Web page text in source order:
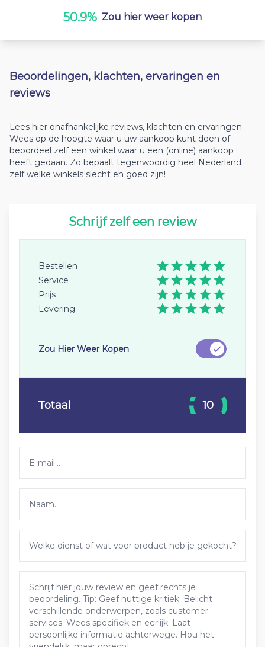
50.9% Zou hier weer kopen
Beoordelingen, klachten, ervaringen en
reviews
Lees hier onafhankelijke reviews, klachten en ervaringen.
Wees op de hoogte waar u uw aankoop kunt doen of
beoordeel zelf een winkel waar u een (online) aankoop
heeft gedaan. Zo bepaalt tegenwoordig heel Nederland
zelf welke winkels slecht en goed zijn!
Schrijf zelf een review
Bestellen
Service
Prijs
Levering
Zou Hier Weer Kopen
Totaal 10